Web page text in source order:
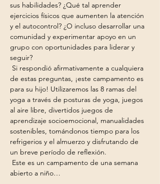
sus habilidades? ¿Qué tal aprender
ejercicios físicos que aumenten la atención
y el autocontrol? ¿O incluso desarrollar una
comunidad y experimentar apoyo en un
grupo con oportunidades para liderar y
seguir?
de estas preguntas, ¡este campamento es
para su hijo! Utilizaremos las 8 ramas del
yoga a través de posturas de yoga, juegos
al aire libre, divertidos juegos de
aprendizaje socioemocional, manualidades
sostenibles, tomándonos tiempo para los
refrigerios y el almuerzo y disfrutando de
un breve período de reflexión.
abierto a niño…